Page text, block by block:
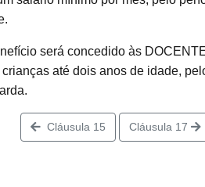
será concedido às
até dois anos de idade,
Cláusula 15 Cláusula 17